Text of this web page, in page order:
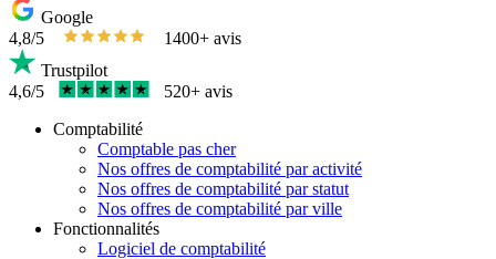
Google
4,8/5
1400+ avis
Trustpilot
4,6/5
520+ avis
Comptabilité
Comptable pas cher
Nos offres de comptabilité par activité
Nos offres de comptabilité par statut
Nos offres de comptabilité par ville
Fonctionnalités
Logiciel de comptabilité